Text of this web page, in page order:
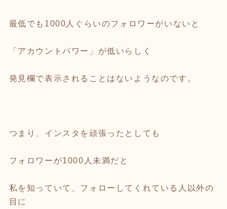
最低でも1000人ぐらいのフォロワーがいないと
「アカウントパワー」が低いらしく
発見欄で表示されることはないようなのです。
つまり、インスタを頑張ったとしても
フォロワーが1000人未満だと
私を知っていて、フォローしてくれている人以外の
目に